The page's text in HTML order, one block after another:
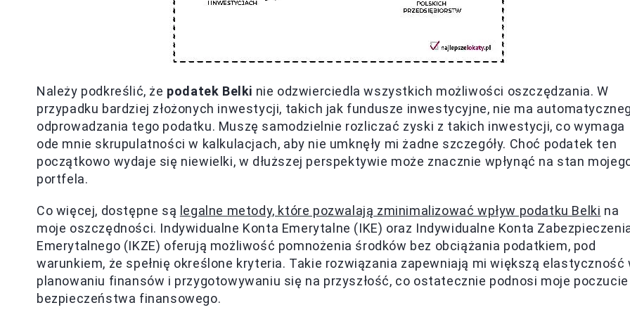
Należy podkreślić, że podatek Belki nie odzwierciedla wszystkich możliwości oszczędzania. W
przypadku bardziej złożonych inwestycji, takich jak fundusze inwestycyjne, nie ma
odprowadzania tego podatku. Muszę samodzielnie rozliczać zyski z takich inwestycji, co wymaga
ode mnie skrupulatności w kalkulacjach, aby nie umknęły mi żadne szczegóły. Choć podatek ten
początkowo wydaje się niewielki, w dłuższej perspektywie może znacznie wpłynąć na stan
portfela.
Co więcej, dostępne są legalne metody, które pozwalają zminimalizować wpływ podatku Belki na
moje oszczędności. Indywidualne Konta Emerytalne (IKE) oraz Indywidualne Konta
Emerytalnego (IKZE) oferują możliwość pomnożenia środków bez obciążania podatkiem, pod
warunkiem, że spełnię określone kryteria. Takie rozwiązania zapewniają mi większą elastyczność
planowaniu finansów i przygotowywaniu się na przyszłość, co ostatecznie podnosi moje poczucie
bezpieczeństwa finansowego.